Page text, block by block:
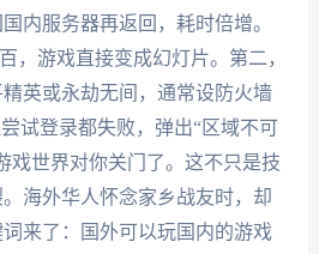
内服务器再返回，耗时倍增。
，游戏直接变成幻灯片。第二，
英或永劫无间，通常设防火墙
试登录都失败，弹出“区域不可
戏世界对你关门了。这不只是技
海外华人怀念家乡战友时，却
来了：国外可以玩国内的游戏